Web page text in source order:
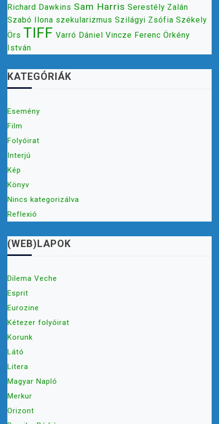
Richard Dawkins Sam Harris Serestély Zalán
Szabó Ilona szekularizmus Szilágyi Zsófia Székely
Örs TIFF Varró Dániel Vincze Ferenc Örkény
István
KATEGÓRIÁK
Esemény
Film
Folyóirat
Interjú
Kép
Könyv
Nincs kategorizálva
Reflexió
(WEB)LAPOK
Dilema Veche
Esprit
Eurozine
Kétezer folyóirat
Korunk
Látó
Litera
Magyar Napló
Merkur
Orizont